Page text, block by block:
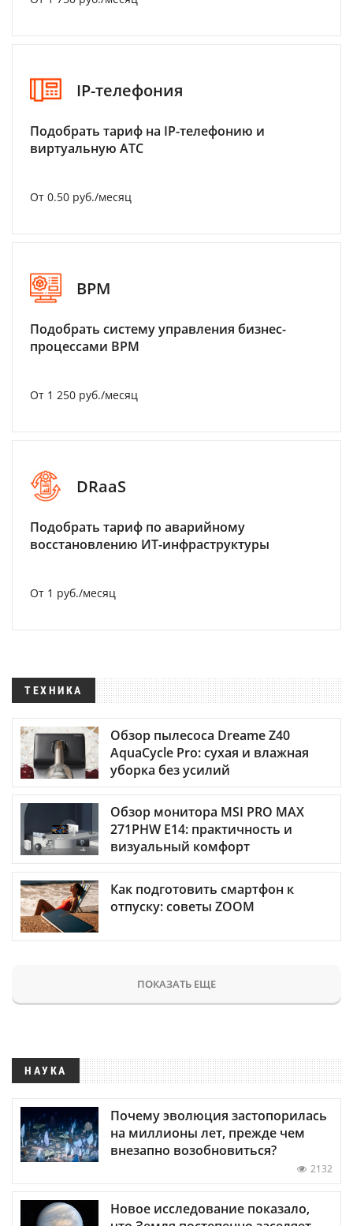
IP-телефония
Подобрать тариф на IP-телефонию и
виртуальную АТС
От 0.50 руб./месяц
BPM
Подобрать систему управления бизнес-
процессами BPM
От 1 250 руб./месяц
DRaaS
Подобрать тариф по аварийному
восстановлению ИТ-инфраструктуры
От 1 руб./месяц
ТЕХНИКА
Обзор пылесоса Dreame Z40
AquaCycle Pro: сухая и влажная
уборка без усилий
Обзор монитора MSI PRO MAX
271PHW E14: практичность и
визуальный комфорт
Как подготовить смартфон к
отпуску: советы ZOOM
ПОКАЗАТЬ ЕЩЕ
НАУКА
Почему эволюция застопорилась
на миллионы лет, прежде чем
внезапно возобновиться?
2132
Новое исследование показало,